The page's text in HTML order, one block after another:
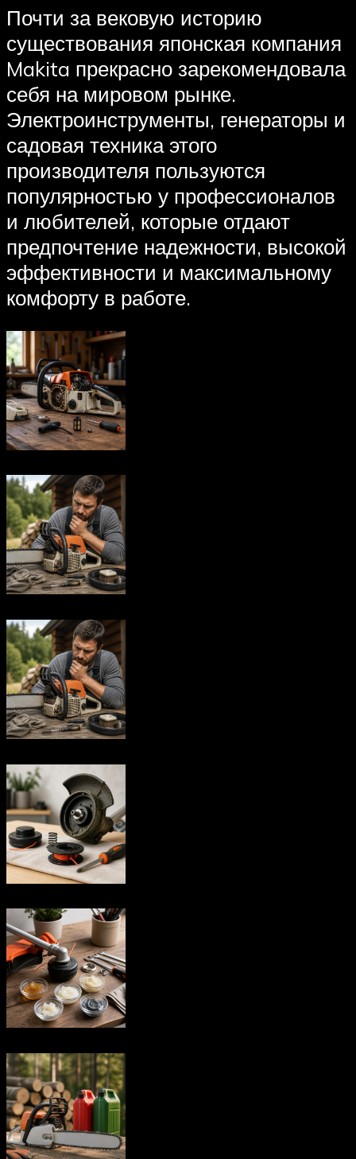
Почти за вековую историю
существования японская компания
Makita прекрасно зарекомендовала
себя на мировом рынке.
Электроинструменты, генераторы и
садовая техника этого
производителя пользуются
популярностью у профессионалов
и любителей, которые отдают
предпочтение надежности, высокой
эффективности и максимальному
комфорту в работе.